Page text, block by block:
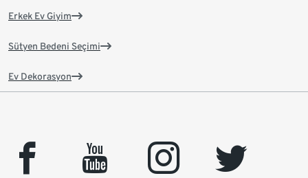
Erkek Ev Giyim
Sütyen Bedeni Seçimi
Ev Dekorasyon
facebook youtube instagram
twitter